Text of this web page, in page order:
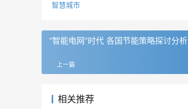
智慧城市
“智能电网”时代 各国节能策略探讨分析
上一篇
相关推荐